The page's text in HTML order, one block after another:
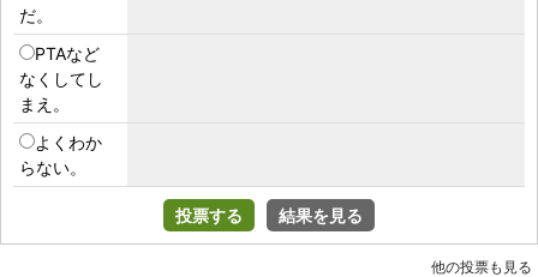
だ。
PTAなど
なくしてし
まえ。
よくわか
らない。
投票する 結果を見る
他の投票も見る